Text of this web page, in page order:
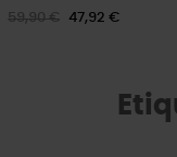
59,90 € 47,92 €